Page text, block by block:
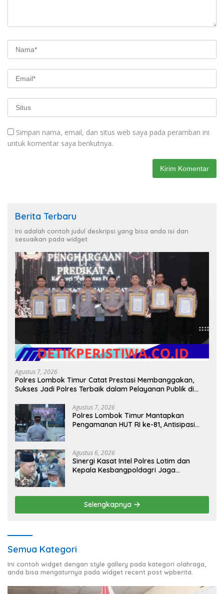
Simpan nama, email, dan situs web saya pada peramban ini
untuk komentar saya berikutnya.
Berita Terbaru
Ini adalah contoh judul deskripsi yang bisa anda isi dan
sesuaikan pada widget
Agustus 7, 2026
Polres Lombok Timur Catat Prestasi Membanggakan,
Sukses Jadi Polres Terbaik dalam Pelayanan Publik di
Agustus 7, 2026
Polres Lombok Timur Mantapkan
Pengamanan HUT RI ke-81, Antisipasi
Agustus 6, 2026
Sinergi Kasat Intel Polres Lotim dan
Kepala Kesbangpoldagri Jaga
Selengkapnya
Semua Kategori
Ini contoh widget dengan style gallery pada kategori olahraga,
anda bisa mengaturnya pada widget recent post wpberita.